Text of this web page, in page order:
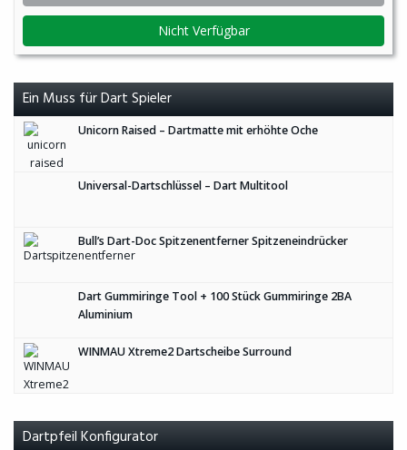
Nicht Verfügbar
Ein Muss für Dart Spieler
Unicorn Raised – Dartmatte mit erhöhte Oche
Universal-Dartschlüssel – Dart Multitool
Bull’s Dart-Doc Spitzenentferner Spitzeneindrücker
Dart Gummiringe Tool + 100 Stück Gummiringe 2BA
Aluminium
WINMAU Xtreme2 Dartscheibe Surround
Dartpfeil Konfigurator